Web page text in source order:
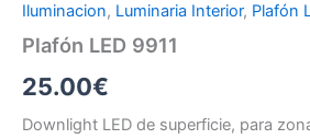
Iluminacion, Luminaria Interior, Plafón
Plafón LED 9911
25.00€
Downlight LED de superficie, para